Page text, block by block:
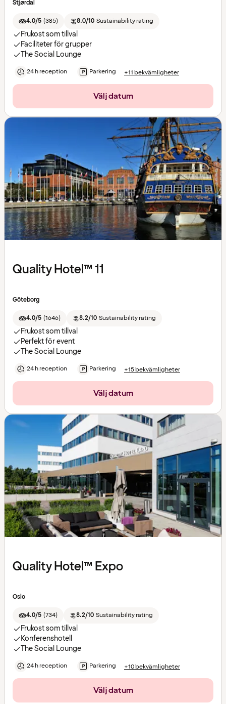
Stjørdal
4.0/5 (385) 8.0/10 Sustainability rating
Frukost som tillval
Faciliteter för grupper
The Social Lounge
24 h reception Parkering +11 bekvämligheter
Välj datum
Quality Hotel™ 11
Göteborg
4.0/5 (1646) 8.2/10 Sustainability rating
Frukost som tillval
Perfekt för event
The Social Lounge
24 h reception Parkering +15 bekvämligheter
Välj datum
Quality Hotel™ Expo
Oslo
4.0/5 (734) 8.2/10 Sustainability rating
Frukost som tillval
Konferenshotell
The Social Lounge
24 h reception Parkering +10 bekvämligheter
Välj datum